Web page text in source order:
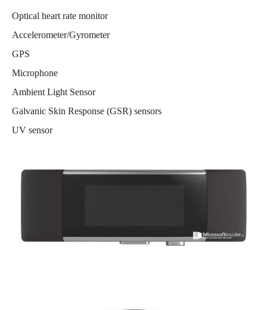
Optical heart rate monitor
Accelerometer/Gyrometer
GPS
Microphone
Ambient Light Sensor
Galvanic Skin Response (GSR) sensors
UV sensor